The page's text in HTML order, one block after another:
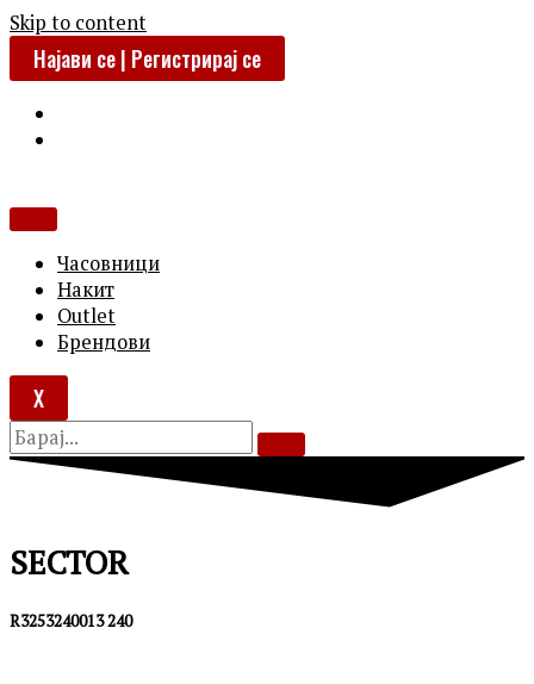
Skip to content
Најави се | Регистрирај се
Часовници
Накит
Outlet
Брендови
X
SECTOR
R3253240013 240